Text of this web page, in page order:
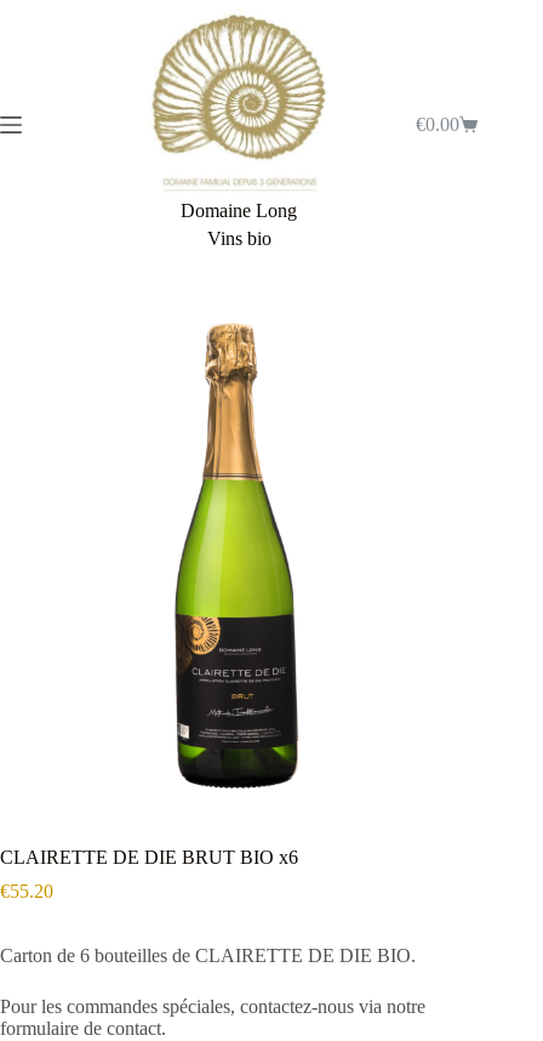
Domaine Long
Vins bio
€0.00
CLAIRETTE DE DIE BRUT BIO x6
€55.20
Carton de 6 bouteilles de CLAIRETTE DE DIE BIO.
Pour les commandes spéciales, contactez-nous via notre
formulaire de contact.